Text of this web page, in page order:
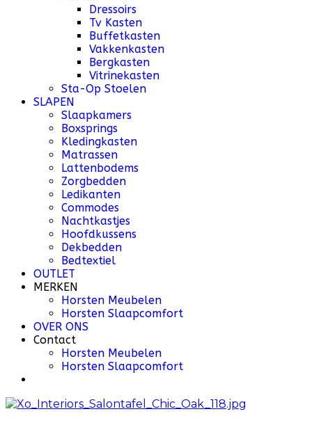
Dressoirs
Tv Kasten
Buffetkasten
Vakkenkasten
Bergkasten
Vitrinekasten
Sta-Op Stoelen
SLAPEN
Slaapkamers
Boxsprings
Kledingkasten
Matrassen
Lattenbodems
Zorgbedden
Ledikanten
Commodes
Nachtkastjes
Hoofdkussens
Dekbedden
Bedtextiel
OUTLET
MERKEN
Horsten Meubelen
Horsten Slaapcomfort
OVER ONS
Contact
Horsten Meubelen
Horsten Slaapcomfort